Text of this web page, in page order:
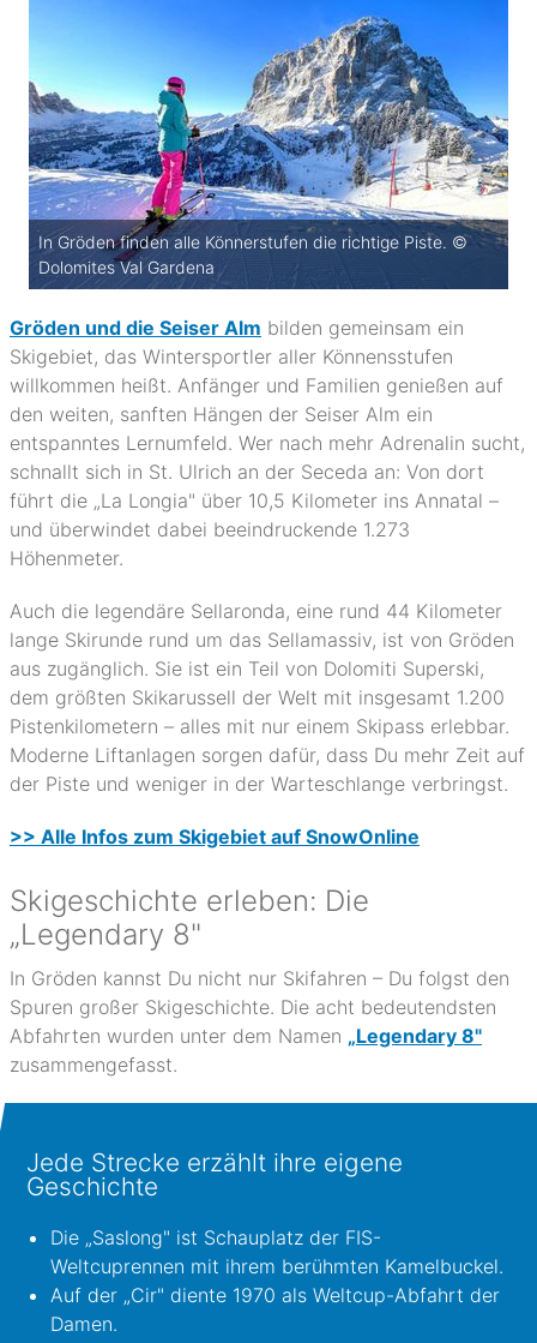
In Gröden finden alle Könnerstufen die richtige Piste. ©
Dolomites Val Gardena
Gröden und die Seiser Alm bilden gemeinsam ein
Skigebiet, das Wintersportler aller Könnensstufen
willkommen heißt. Anfänger und Familien genießen auf
den weiten, sanften Hängen der Seiser Alm ein
entspanntes Lernumfeld. Wer nach mehr Adrenalin sucht,
schnallt sich in St. Ulrich an der Seceda an: Von dort
führt die „La Longia" über 10,5 Kilometer ins Annatal –
und überwindet dabei beeindruckende 1.273
Höhenmeter.
Auch die legendäre Sellaronda, eine rund 44 Kilometer
lange Skirunde rund um das Sellamassiv, ist von Gröden
aus zugänglich. Sie ist ein Teil von Dolomiti Superski,
dem größten Skikarussell der Welt mit insgesamt 1.200
Pistenkilometern – alles mit nur einem Skipass erlebbar.
Moderne Liftanlagen sorgen dafür, dass Du mehr Zeit auf
der Piste und weniger in der Warteschlange verbringst.
>> Alle Infos zum Skigebiet auf SnowOnline
Skigeschichte erleben: Die
„Legendary 8"
In Gröden kannst Du nicht nur Skifahren – Du folgst den
Spuren großer Skigeschichte. Die acht bedeutendsten
Abfahrten wurden unter dem Namen „Legendary 8"
zusammengefasst.
Jede Strecke erzählt ihre eigene
Geschichte
Die „Saslong" ist Schauplatz der FIS-
Weltcuprennen mit ihrem berühmten Kamelbuckel.
Auf der „Cir" diente 1970 als Weltcup-Abfahrt der
Damen.